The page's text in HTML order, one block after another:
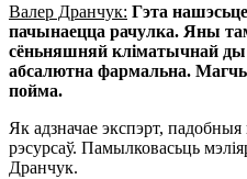
Валер Дранчук: Гэта
пачынаецца рачулка. Яны
сёньняшняй кліматычнай ды
абсалютна фармальна.
пойма.
Як адзначае экспэрт,
рэсурсаў. Памылковасьць
Дранчук.